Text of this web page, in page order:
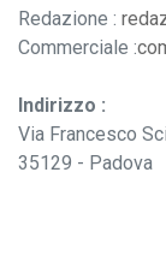
Redazione :
Commerciale :
Indirizzo :
Via Francesco
35129 - Padova